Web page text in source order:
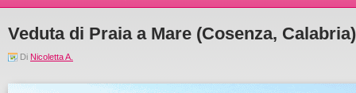
Veduta di Praia a Mare (Cosenza,
Di Nicoletta A.